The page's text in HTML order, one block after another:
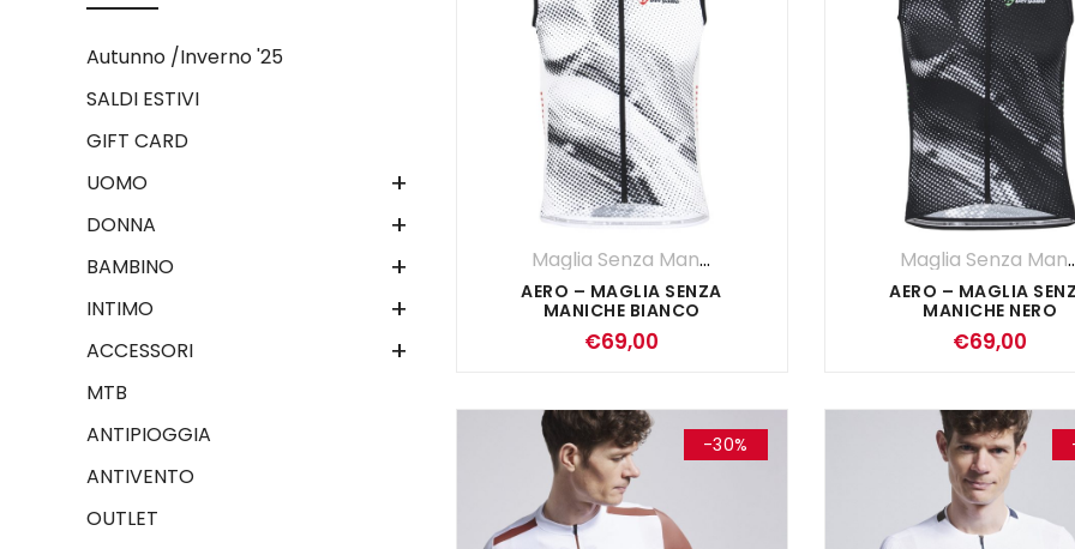
Maglia Senza Maniche
AERO – MAGLIA SENZA
MANICHE BIANCO
€69,00
Maglia
AERO – MAGLIA
MANICHE NERO
€69,00
-30%
Autunno /Inverno '25
SALDI ESTIVI
GIFT CARD
+
UOMO
+
DONNA
+
BAMBINO
+
INTIMO
+
ACCESSORI
MTB
ANTIPIOGGIA
ANTIVENTO
OUTLET